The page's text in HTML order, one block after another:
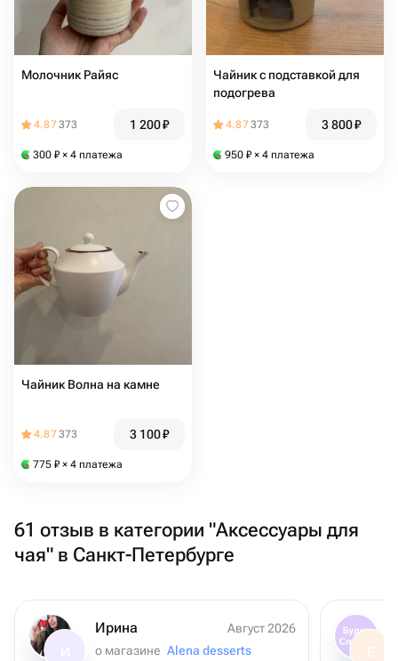
Молочник Райяс
4.87373 1 200₽
300 ₽ × 4 платежа
Чайник с подставкой для
подогрева
4.87373 3 800₽
950 ₽ × 4 платежа
Чайник Волна на камне
4.87373 3 100₽
775 ₽ × 4 платежа
61 отзыв в категории "Аксессуары для
чая" в Санкт-Петербурге
Ирина
Август 2026
о магазине Alena desserts Е